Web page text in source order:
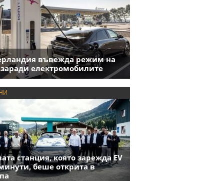
въвежда режим на
заради електромобилите
станция, която зарежда EV
беше открита в